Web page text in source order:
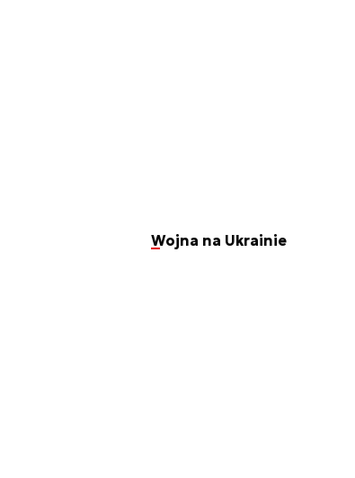
Wojna na Ukrainie